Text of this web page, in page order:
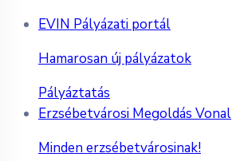
EVIN Pályázati portál
Hamarosan új pályázatok
Pályáztatás
Erzsébetvárosi Megoldás Vonal
Minden erzsébetvárosinak!